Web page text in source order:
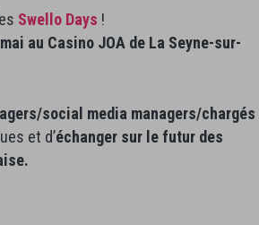
Swello Days !
au Casino JOA de La Seyne-sur-
social media managers/chargés
et d’échanger sur le futur des